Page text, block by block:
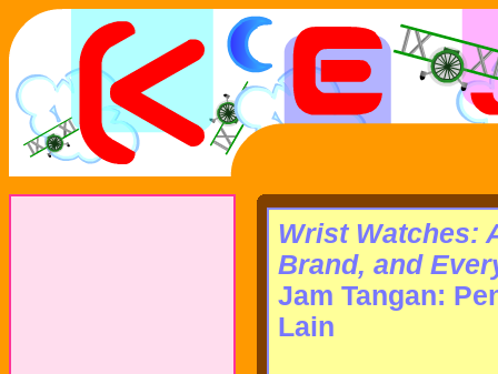
Wrist Watches:
Brand, and
Jam Tangan:
Lain